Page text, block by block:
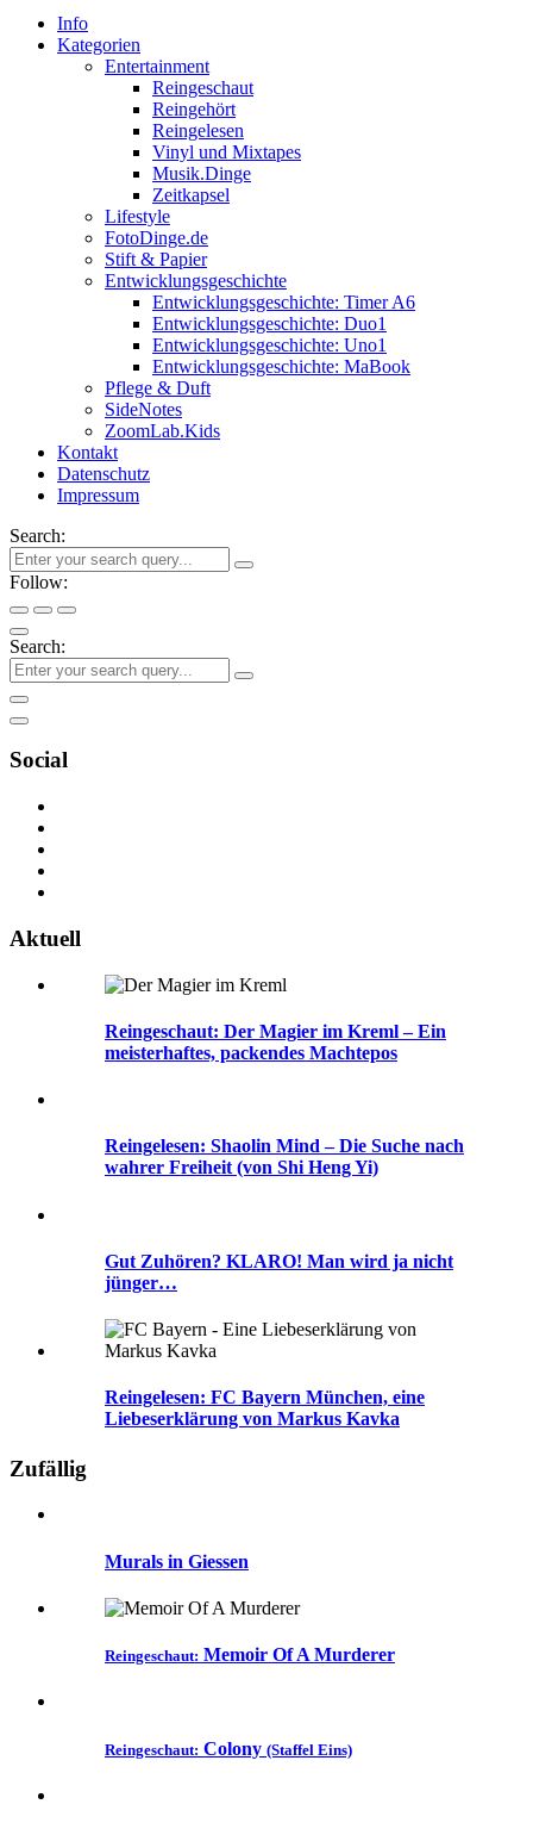
Info
Kategorien
Entertainment
Reingeschaut
Reingehört
Reingelesen
Vinyl und Mixtapes
Musik.Dinge
Zeitkapsel
Lifestyle
FotoDinge.de
Stift & Papier
Entwicklungsgeschichte
Entwicklungsgeschichte: Timer A6
Entwicklungsgeschichte: Duo1
Entwicklungsgeschichte: Uno1
Entwicklungsgeschichte: MaBook
Pflege & Duft
SideNotes
ZoomLab.Kids
Kontakt
Datenschutz
Impressum
Search:
Follow:
Search:
Social
Aktuell
Reingeschaut: Der Magier im Kreml – Ein
meisterhaftes, packendes Machtepos
Reingelesen: Shaolin Mind – Die Suche nach
wahrer Freiheit (von Shi Heng Yi)
Gut Zuhören? KLARO! Man wird ja nicht
jünger…
Reingelesen: FC Bayern München, eine
Liebeserklärung von Markus Kavka
Zufällig
Murals in Giessen
Reingeschaut: Memoir Of A Murderer
Reingeschaut: Colony (Staffel Eins)